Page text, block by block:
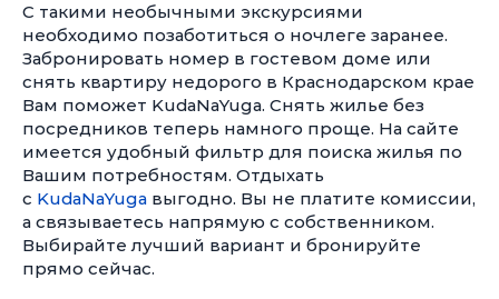
С такими необычными экскурсиями
необходимо позаботиться о ночлеге заранее.
Забронировать номер в гостевом доме или
снять квартиру недорого в Краснодарском крае
Вам поможет KudaNaYuga. Снять жилье без
посредников теперь намного проще. На сайте
имеется удобный фильтр для поиска жилья по
Вашим потребностям. Отдыхать
с KudaNaYuga выгодно. Вы не платите комиссии,
а связываетесь напрямую с собственником.
Выбирайте лучший вариант и бронируйте
прямо сейчас.